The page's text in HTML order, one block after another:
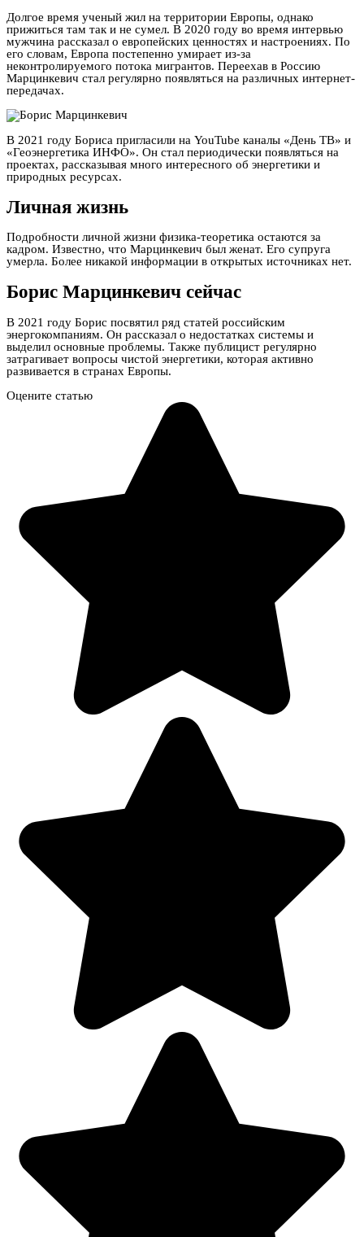
Долгое время ученый жил на территории Европы, однако
прижиться там так и не сумел. В 2020 году во время интервью
мужчина рассказал о европейских ценностях и настроениях. По
его словам, Европа постепенно умирает из-за
неконтролируемого потока мигрантов. Переехав в Россию
Марцинкевич стал регулярно появляться на различных интернет-
передачах.
В 2021 году Бориса пригласили на YouTube каналы «День ТВ» и
«Геоэнергетика ИНФО». Он стал периодически появляться на
проектах, рассказывая много интересного об энергетики и
природных ресурсах.
Личная жизнь
Подробности личной жизни физика-теоретика остаются за
кадром. Известно, что Марцинкевич был женат. Его супруга
умерла. Более никакой информации в открытых источниках нет.
Борис Марцинкевич сейчас
В 2021 году Борис посвятил ряд статей российским
энергокомпаниям. Он рассказал о недостатках системы и
выделил основные проблемы. Также публицист регулярно
затрагивает вопросы чистой энергетики, которая активно
развивается в странах Европы.
Оцените статью